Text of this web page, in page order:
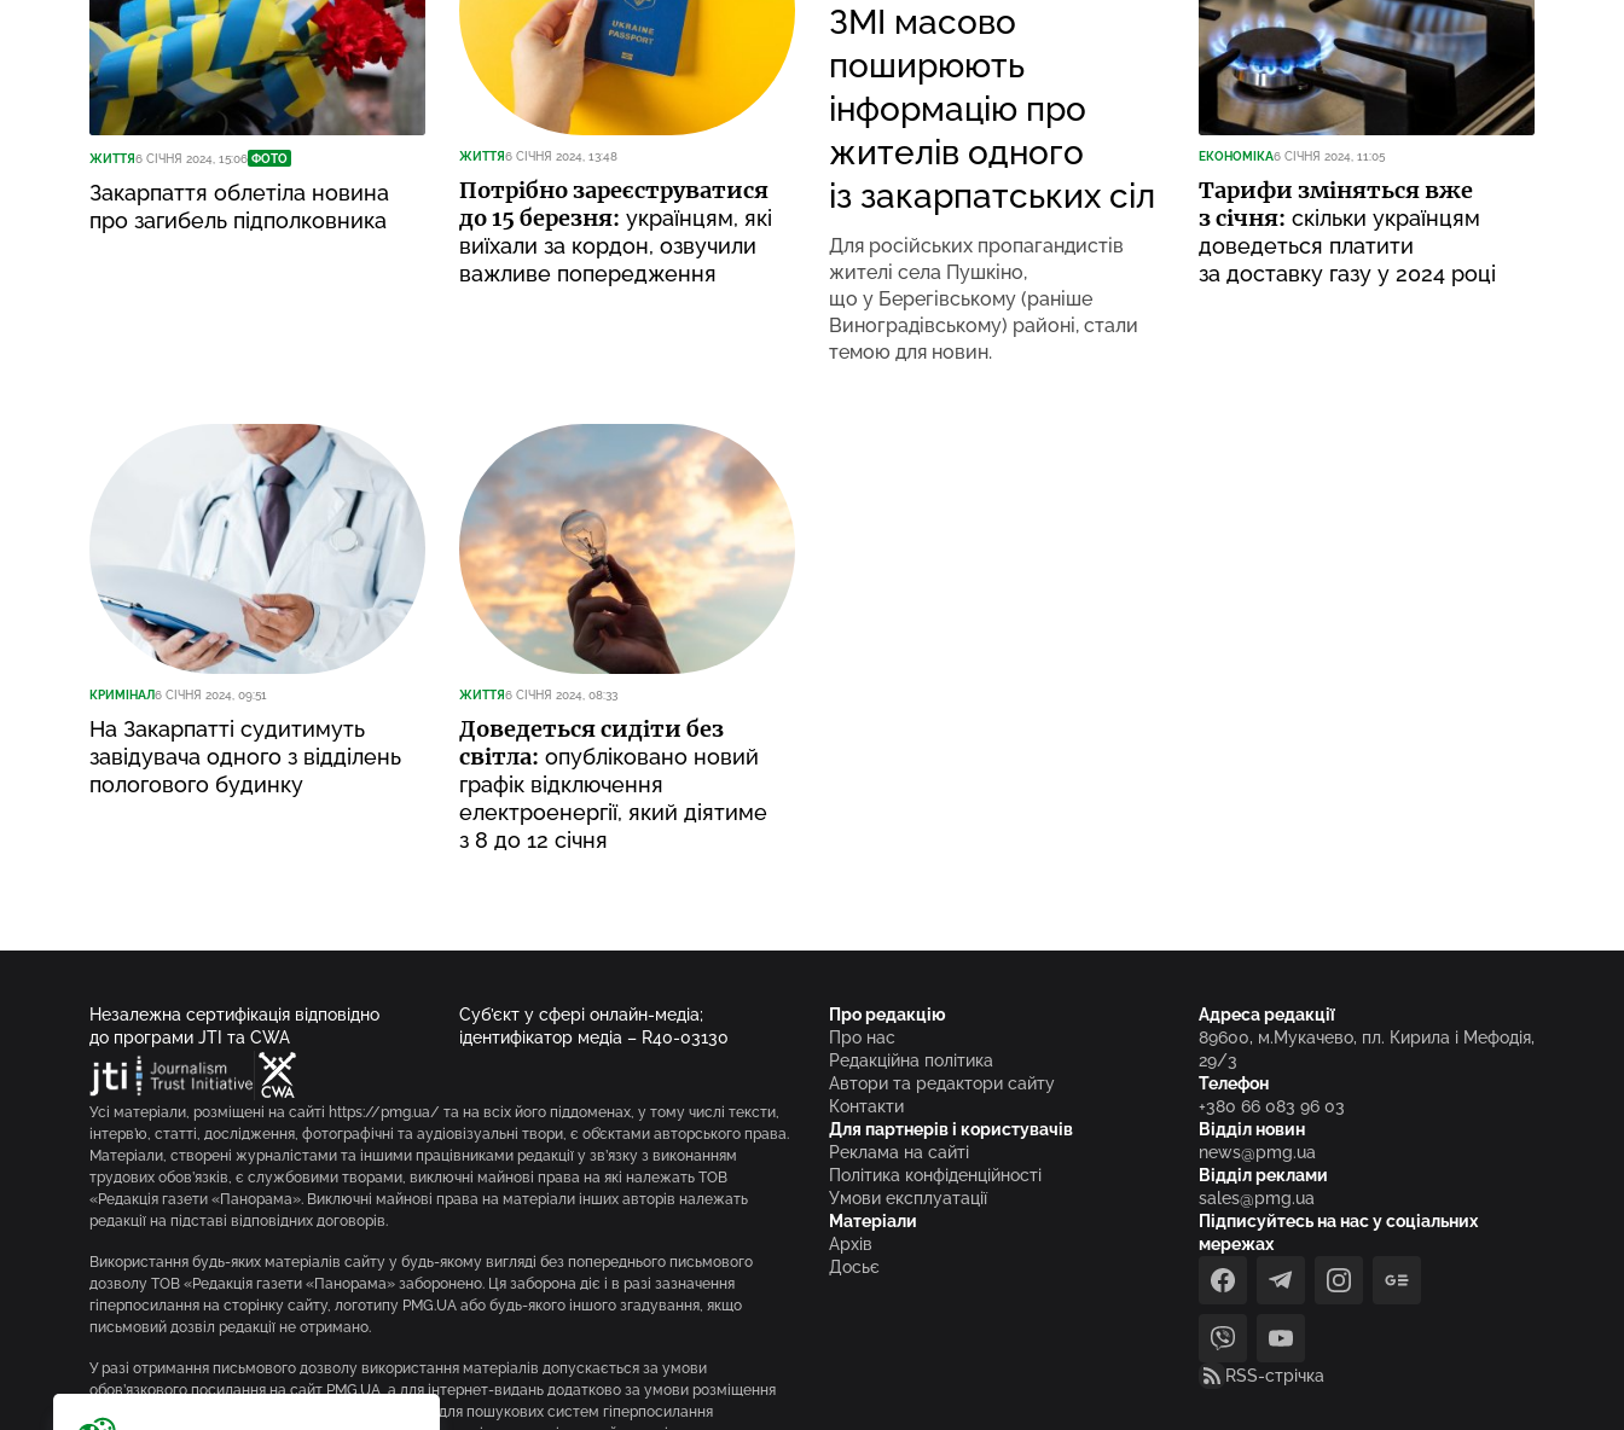
ЖИТТЯ6 СІЧНЯ 2024, 15:06 ФОТО
Закарпаття облетіла новина
про загибель підполковника
ЖИТТЯ6 СІЧНЯ 2024, 13:48
Потрібно зареєструватися
до 15 березня: українцям, які
виїхали за кордон, озвучили
важливе попередження
ЗМІ масово
поширюють
інформацію про
жителів одного
із закарпатських сіл
Для російських пропагандистів
жителі села Пушкіно,
що у Берегівському (раніше
Виноградівському) районі, стали
темою для новин.
ЕКОНОМІКА6 СІЧНЯ 2024, 11:05
Тарифи зміняться вже
з січня: скільки українцям
доведеться платити
за доставку газу у 2024 році
КРИМІНАЛ6 СІЧНЯ 2024, 09:51
На Закарпатті судитимуть
завідувача одного з відділень
пологового будинку
ЖИТТЯ6 СІЧНЯ 2024, 08:33
Доведеться сидіти без
світла: опубліковано новий
графік відключення
електроенергії, який діятиме
з 8 до 12 січня
Незалежна сертифікація відповідно
до програми JTI та CWA
Суб’єкт у сфері онлайн-медіа;
ідентифікатор медіа – R40-03130
Усі матеріали, розміщені на сайті https://pmg.ua/ та на всіх його піддоменах, у тому числі тексти,
інтерв’ю, статті, дослідження, фотографічні та аудіовізуальні твори, є об’єктами авторського права.
Матеріали, створені журналістами та іншими працівниками редакції у зв’язку з виконанням
трудових обов’язків, є службовими творами, виключні майнові права на які належать ТОВ
«Редакція газети «Панорама». Виключні майнові права на матеріали інших авторів належать
редакції на підставі відповідних договорів.
Використання будь-яких матеріалів сайту у будь-якому вигляді без попереднього письмового
дозволу ТОВ «Редакція газети «Панорама» заборонено. Ця заборона діє і в разі зазначення
гіперпосилання на сторінку сайту, логотипу PMG.UA або будь-якого іншого згадування, якщо
письмовий дозвіл редакції не отримано.
У разі отримання письмового дозволу використання матеріалів допускається за умови
обов’язкового посилання на сайт PMG.UA, а для інтернет-видань додатково за умови розміщення
у першому абзаці матеріалу прямого, відкритого для пошукових систем гіперпосилання
Про редакцію
Про нас
Редакційна політика
Автори та редактори сайту
Контакти
Для партнерів і користувачів
Реклама на сайті
Політика конфіденційності
Умови експлуатації
Матеріали
Архів
Досьє
Адреса редакції
89600, м.Мукачево, пл. Кирила і Мефодія,
29/3
Телефон
+380 66 083 96 03
Відділ новин
news@pmg.ua
Відділ реклами
sales@pmg.ua
Підписуйтесь на нас у соціальних
мережах
facebooktelegraminstagramgoogle_news
viber
youtube
RSS-стрічка